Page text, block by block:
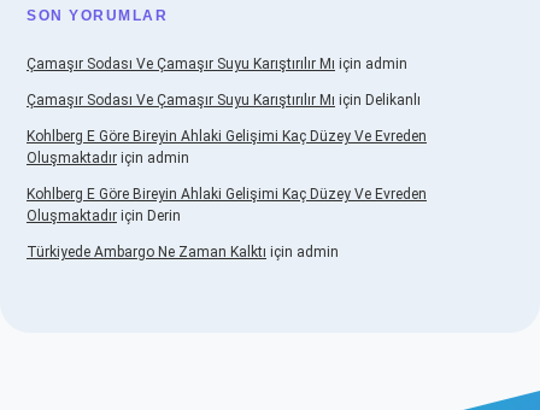
SON YORUMLAR
Çamaşır Sodası Ve Çamaşır Suyu Karıştırılır Mı için admin
Çamaşır Sodası Ve Çamaşır Suyu Karıştırılır Mı için Delikanlı
Kohlberg E Göre Bireyin Ahlaki Gelişimi Kaç Düzey Ve Evreden
Oluşmaktadır için admin
Kohlberg E Göre Bireyin Ahlaki Gelişimi Kaç Düzey Ve Evreden
Oluşmaktadır için Derin
Türkiyede Ambargo Ne Zaman Kalktı için admin